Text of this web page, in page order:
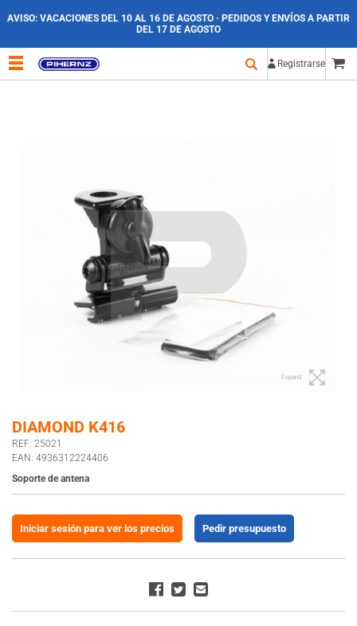
AVISO: VACACIONES DEL 10 AL 16 DE AGOSTO · PEDIDOS Y ENVÍOS A PARTIR
DEL 17 DE AGOSTO
Registrarse
Expand
DIAMOND K416
REF: 25021
EAN: 4936312224406
Soporte de antena
Iniciar sesión para ver los precios Pedir presupuesto